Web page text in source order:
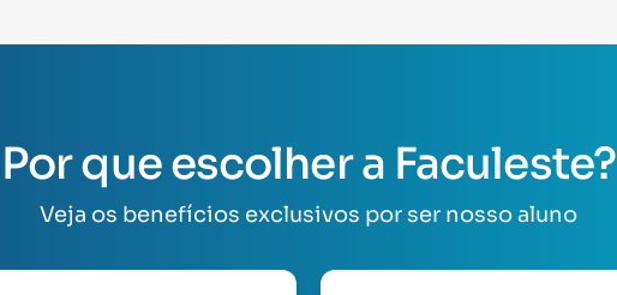
Por que escolher a Faculeste?
Veja os benefícios exclusivos por ser nosso aluno